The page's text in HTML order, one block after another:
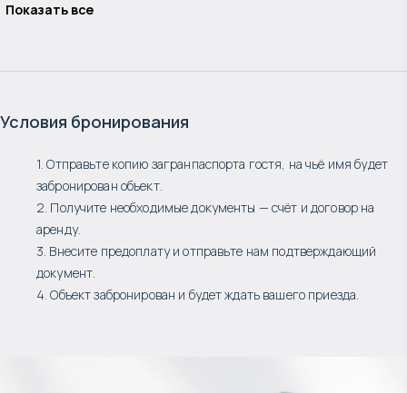
Показать все
Условия бронирования
1. Отправьте копию загранпаспорта гостя, на чьё имя будет
забронирован объект.
2. Получите необходимые документы — счёт и договор на
аренду.
3. Внесите предоплату и отправьте нам подтверждающий
документ.
4. Объект забронирован и будет ждать вашего приезда.